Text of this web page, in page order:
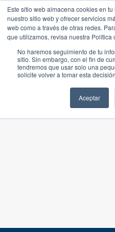
Este sitio web almacena cookies en
nuestro sitio web y ofrecer servicios
web como a través de otras redes.
que utilizamos, revisa nuestra Política
No haremos seguimiento de tu
sitio. Sin embargo, con el fin de
tendremos que usar solo una
solicite volver a tomar esta
Aceptar